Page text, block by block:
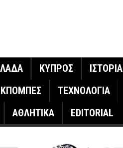
ΚΥΠΡΟΣ
ΙΣΤΟΡΙΑ
ΤΕΧΝΟΛΟΓΙΑ
ΑΘΛΗΤΙΚΑ EDITORIAL